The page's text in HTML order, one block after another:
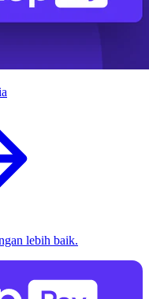
lebih baik.